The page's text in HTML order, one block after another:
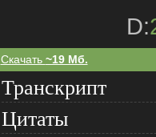
D:
Скачать ~19 Мб.
Транскрипт
Цитаты